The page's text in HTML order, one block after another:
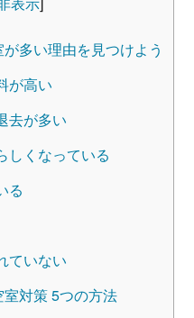
多い理由を見つけよう
が高い
去が多い
しくなっている
る
ていない
対策 5つの方法